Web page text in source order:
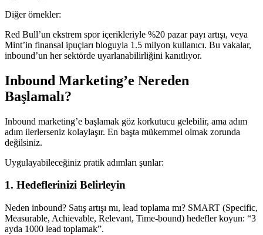
Diğer örnekler:
Red Bull’un ekstrem spor içerikleriyle %20 pazar payı artışı, veya
Mint’in finansal ipuçları bloguyla 1.5 milyon kullanıcı. Bu vakalar,
inbound’un her sektörde uyarlanabilirliğini kanıtlıyor.
Inbound Marketing’e Nereden
Başlamalı?
Inbound marketing’e başlamak göz korkutucu gelebilir, ama adım
adım ilerlerseniz kolaylaşır. En başta mükemmel olmak zorunda
değilsiniz.
Uygulayabileceğiniz pratik adımları şunlar:
1. Hedeflerinizi Belirleyin
Neden inbound? Satış artışı mı, lead toplama mı? SMART (Specific,
Measurable, Achievable, Relevant, Time-bound) hedefler koyun: “3
ayda 1000 lead toplamak”.